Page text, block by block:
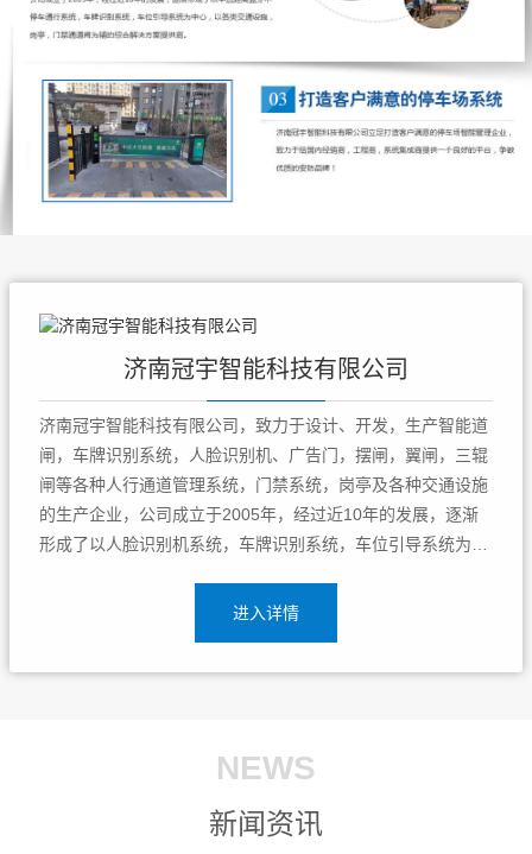
济南冠宇智能科技有限公司
济南冠宇智能科技有限公司，致力于设计、开发，生产智能道
闸，车牌识别系统，人脸识别机、广告门，摆闸，翼闸，三辊
闸等各种人行通道管理系统，门禁系统，岗亭及各种交通设施
的生产企业，公司成立于2005年，经过近10年的发展，逐渐
形成了以人脸识别机系统，车牌识别系统，车位引导系统为中
提供商，济南冠宇智能科技有限公司专注停车场智能管理企
进入详情
NEWS
新闻资讯